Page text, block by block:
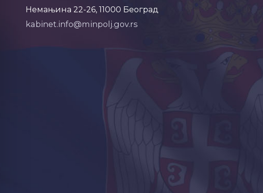
Немањина 22-26, 11000 Београд
kabinet.info@minpolj.gov.rs